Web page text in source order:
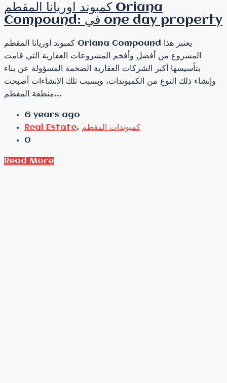
كمبوند اوريانا المقطم Oriana
Compound: في one day property
كمبوند اوريانا المقطم Oriana Compound يعتبر هذا
المشروع من أفضل وأفخم المشروعات العقارية التي قامت
بتأسيسها أكبر الشركات العقارية الضخمة المسؤولة عن بناء
وإنشاء ذلك النوع من الكمبوندات، وبسبب تلك الإنشاءات أصبحت
منطقة المقطم...
6 years ago
Real Estate, كمبوندات المقطم
0
Read More